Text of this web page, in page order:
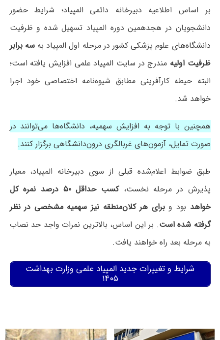
بر اساس اطلاعیه دبیرخانه دائمی المپیاد؛ شرایط حضور
دانشجویان در هجدهمین دوره المپیاد تسهیل شده و ظرفیت
دانشگاه‌های علوم پزشکی کشور در مرحله اول المپیاد بهسه برابر
ظرفیت اولیه مندرج در سایت المپیاد علمی افزایش یافته است؛
البته حیطه کارآفرینی مطابق شیوه‌نامه اختصاصی خود اجرا
خواهد شد.
همچنین با توجه به افزایش سهمیه، دانشگاه‌ها می‌توانند در
صورت تمایل، آزمون‌های غربالگری درون‌دانشگاهی برگزار کنند.
طبق ضوابط اعلام‌شده قبلی از سوی دبیرخانه المپیاد، معیار
پذیرش در مرحله نخست،
کسب حداقل ۵۰ درصد نمره کل
خواهد بود وبرای هر کلان‌منطقه نیز سهمیه مشخصی در نظر
گرفته شده است. بر این اساس، بالاترین نمرات واجد حد نصاب
به مرحله بعد راه خواهند یافت.
شرایط و تغییرات جدید المپیاد علمی وزارت بهداشت
۱۴۰۵